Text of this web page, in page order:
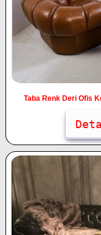
Taba Renk Deri Ofis